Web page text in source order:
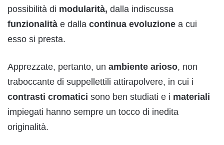
possibilità di modularità, dalla indiscussa
funzionalità e dalla continua evoluzione a cui
esso si presta.
Apprezzate, pertanto, un ambiente arioso, non
traboccante di suppellettili attirapolvere, in cui i
contrasti cromatici sono ben studiati e i materiali
impiegati hanno sempre un tocco di inedita
originalità.